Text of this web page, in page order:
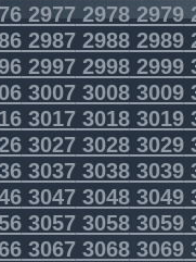
297729782979
298729882989
299729982999
300730083009
301730183019
302730283029
303730383039
304730483049
305730583059
306730683069